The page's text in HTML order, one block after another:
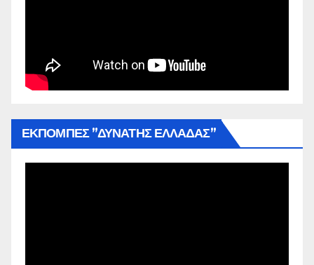
ΕΚΠΟΜΠΕΣ ”ΔΥΝΑΤΗΣ ΕΛΛΑΔΑΣ”